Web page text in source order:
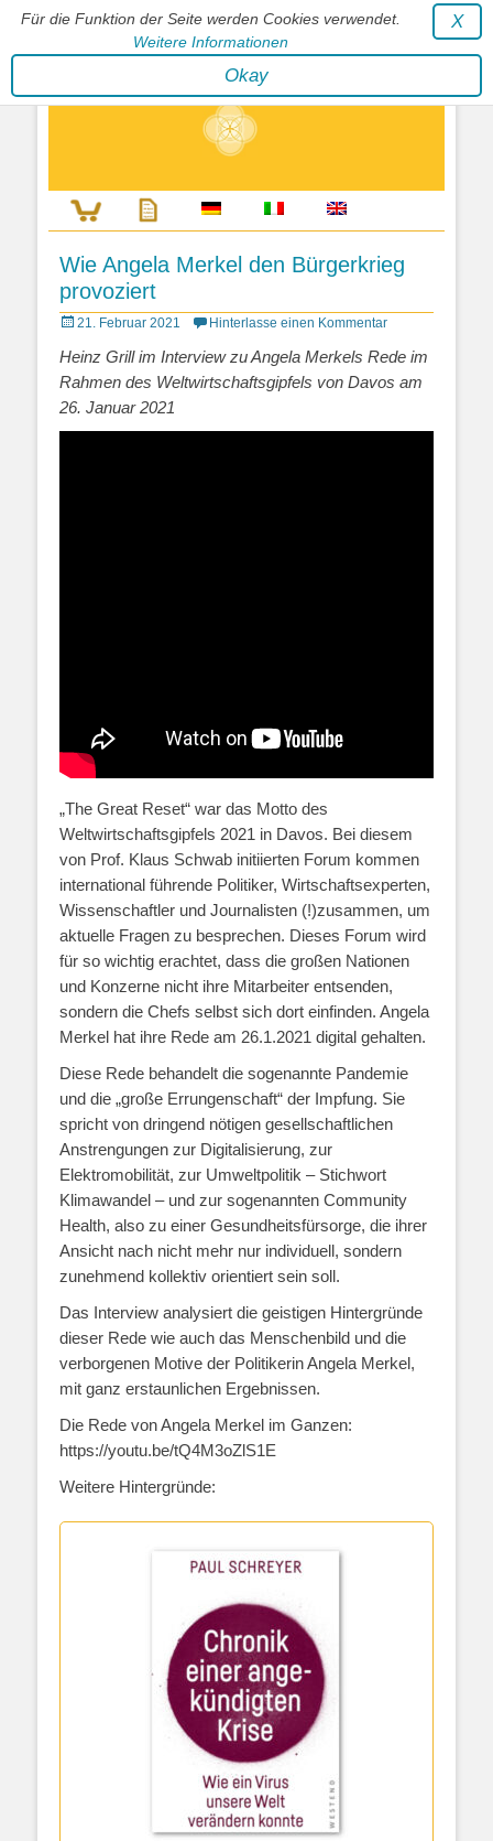
Für die Funktion der Seite werden Cookies verwendet.
Weitere Informationen
X
Okay
Stephan Wunderlich Verlag
Literatur zur Förderung der Gestaltfähigkeit des Lebens
Wie Angela Merkel den Bürgerkrieg
provoziert
Posted21. Februar 2021 Hinterlasse einen Kommentar
Heinz Grill im Interview zu Angela Merkels Rede im
Rahmen des Weltwirtschaftsgipfels von Davos am
26. Januar 2021
„The Great Reset“ war das Motto des
Weltwirtschaftsgipfels 2021 in Davos. Bei diesem
von Prof. Klaus Schwab initiierten Forum kommen
international führende Politiker, Wirtschaftsexperten,
Wissenschaftler und Journalisten (!)zusammen, um
aktuelle Fragen zu besprechen. Dieses Forum wird
für so wichtig erachtet, dass die großen Nationen
und Konzerne nicht ihre Mitarbeiter entsenden,
sondern die Chefs selbst sich dort einfinden. Angela
Merkel hat ihre Rede am 26.1.2021 digital gehalten.
Diese Rede behandelt die sogenannte Pandemie
und die „große Errungenschaft“ der Impfung. Sie
spricht von dringend nötigen gesellschaftlichen
Anstrengungen zur Digitalisierung, zur
Elektromobilität, zur Umweltpolitik – Stichwort
Klimawandel – und zur sogenannten Community
Health, also zu einer Gesundheitsfürsorge, die ihrer
Ansicht nach nicht mehr nur individuell, sondern
zunehmend kollektiv orientiert sein soll.
Das Interview analysiert die geistigen Hintergründe
dieser Rede wie auch das Menschenbild und die
verborgenen Motive der Politikerin Angela Merkel,
mit ganz erstaunlichen Ergebnissen.
Die Rede von Angela Merkel im Ganzen:
https://youtu.be/tQ4M3oZlS1E
Weitere Hintergründe: